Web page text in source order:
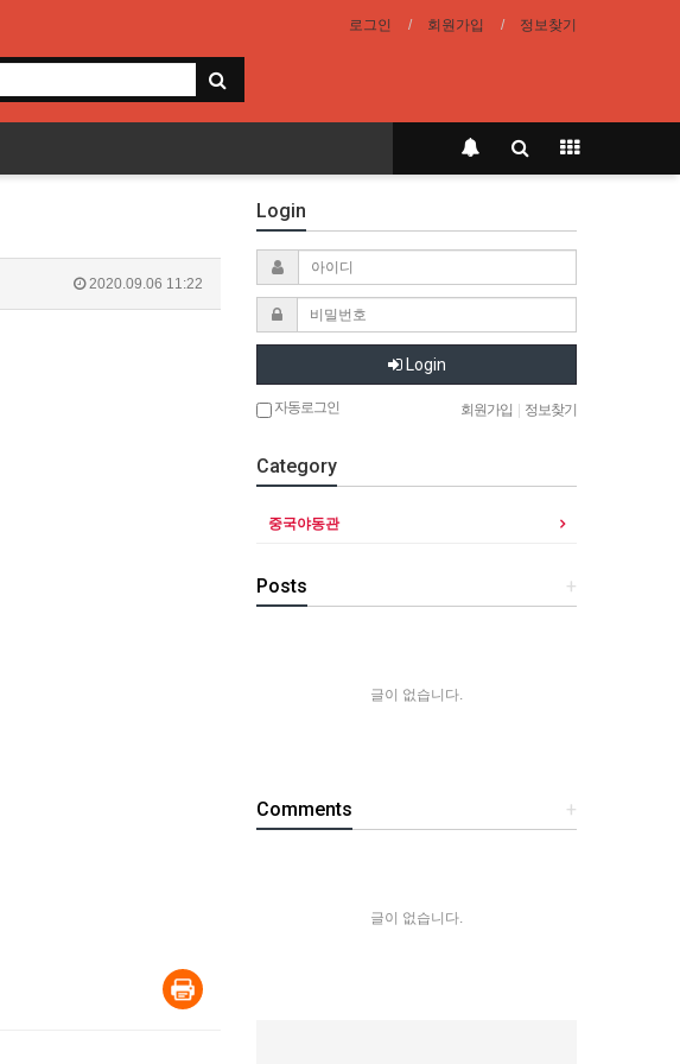
로그인 회원가입 정보찾기
2020.09.06 11:22
Login
Login
자동로그인 회원가입 정보찾기
Category
중국야동관
+
Posts
글이 없습니다.
+
Comments
글이 없습니다.